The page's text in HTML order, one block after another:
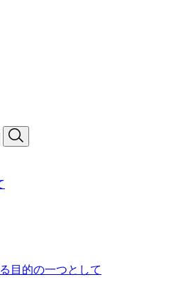
目的の一つとして